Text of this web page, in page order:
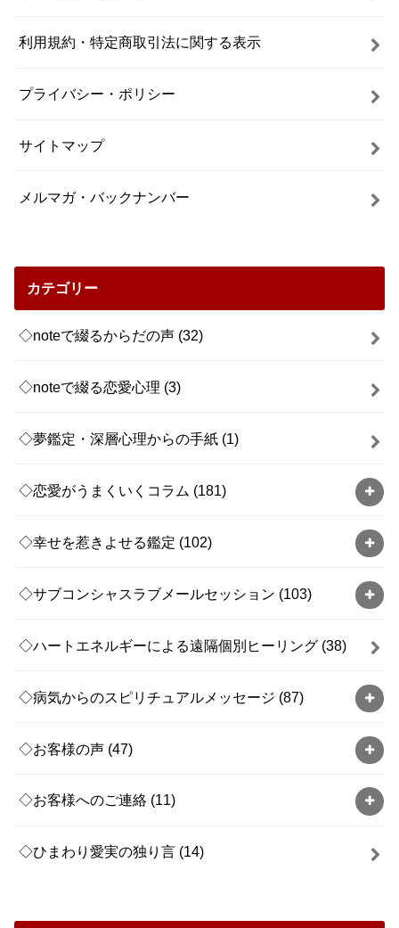
利用規約・特定商取引法に関する表示
プライバシー・ポリシー
サイトマップ
メルマガ・バックナンバー
カテゴリー
◇noteで綴るからだの声 (32)
◇noteで綴る恋愛心理 (3)
◇夢鑑定・深層心理からの手紙 (1)
◇恋愛がうまくいくコラム (181)
◇幸せを惹きよせる鑑定 (102)
◇サブコンシャスラブメールセッション (103)
◇ハートエネルギーによる遠隔個別ヒーリング (38)
◇病気からのスピリチュアルメッセージ (87)
◇お客様の声 (47)
◇お客様へのご連絡 (11)
◇ひまわり愛実の独り言 (14)